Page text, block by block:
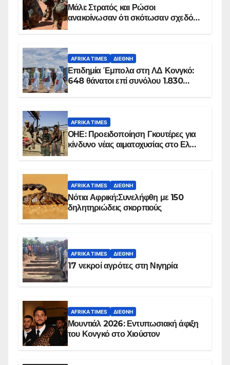
Μάλι: Στρατός και Ρώσοι
ανακοίνωσαν ότι σκότωσαν σχεδόν
AFRIKA TIMES ΔΙΕΘΝΉ
Επιδημία Έμπολα στη ΛΔ Κονγκό:
648 θάνατοι επί συνόλου 1.830
AFRIKA TIMES
ΟΗΕ: Προειδοποίηση Γκουτέρες για
κίνδυνο νέας αιματοχυσίας στο Ελ
AFRIKA TIMES ΔΙΕΘΝΉ
Νότια Αφρική:Συνελήφθη με 150
δηλητηριώδεις σκορπιούς
AFRIKA TIMES ΔΙΕΘΝΉ
17 νεκροί αγρότες στη Νιγηρία
AFRIKA TIMES ΔΙΕΘΝΉ
Μουντιάλ 2026: Εντυπωσιακή άφιξη
του Κονγκό στο Χιούστον